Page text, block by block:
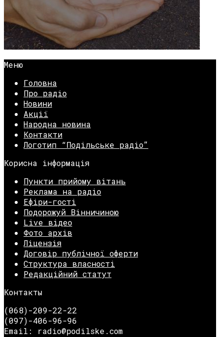
Меню
Головна
Про радіо
Новини
Акції
Народна новина
Контакти
Логотип “Подільське радіо”
Корисна інформація
Пункти прийому вітань
Реклама на радіо
Ефіри-гості
Подорожуй Вінничиною
Live відео
Фото архів
Ліцензія
Договір публічної оферти
Структура власності
Редакційний статут
Контакты
(068)-209-22-22
(097)-406-96-96
Email: radio@podilske.com